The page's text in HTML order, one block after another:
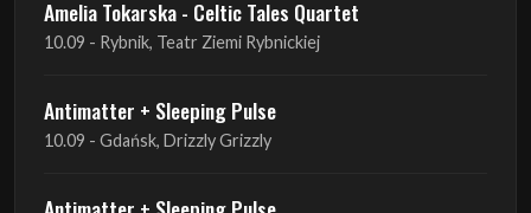
Antimatter + Sleeping Pulse
11.09 - Warszawa, VooDoo Club
Antimatter + Sleeping Pulse